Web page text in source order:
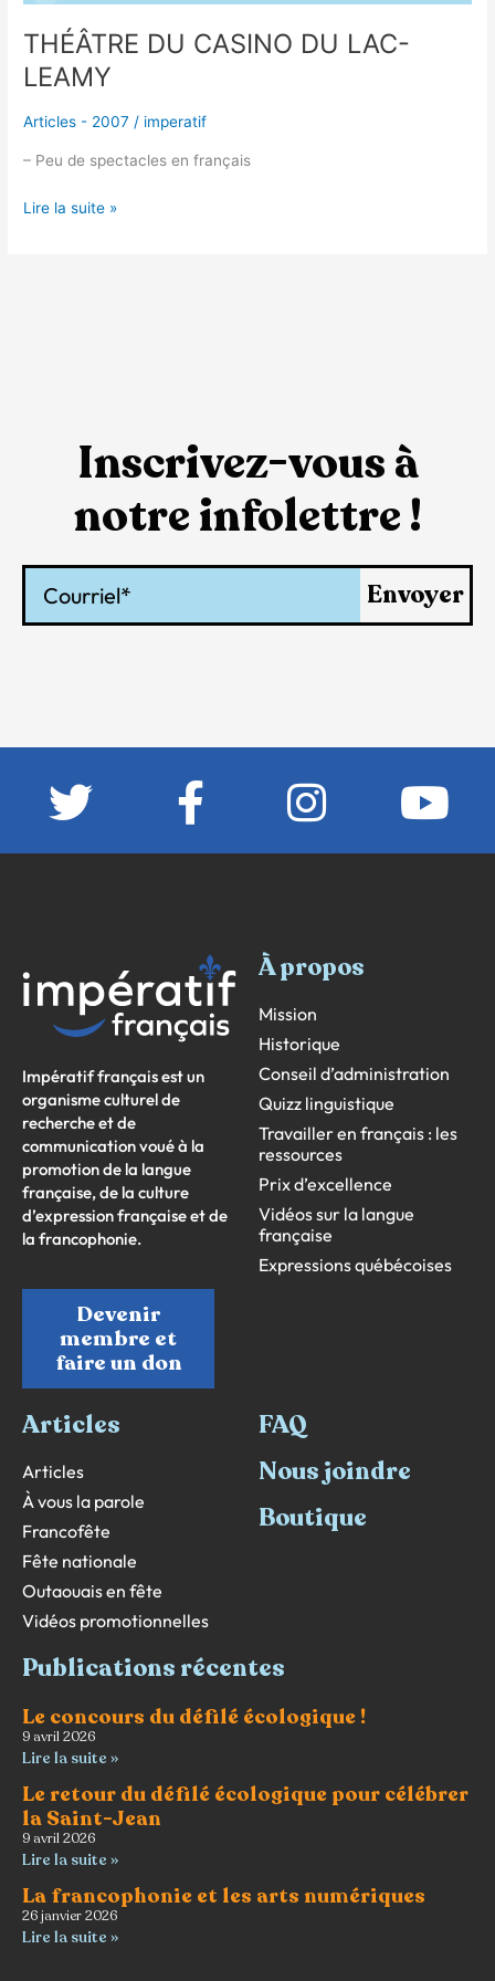
THÉÂTRE DU CASINO DU LAC-
LEAMY
Articles - 2007 / imperatif
– Peu de spectacles en français
Lire la suite »
Inscrivez-vous à
notre infolettre !
Envoyer
Impératif français est un
organisme culturel de
recherche et de
communication voué à la
promotion de la langue
française, de la culture
d’expression française et de
la francophonie.
Devenir
membre et
faire un don
À propos
Mission
Historique
Conseil d’administration
Quizz linguistique
Travailler en français : les
ressources
Prix d’excellence
Vidéos sur la langue
française
Expressions québécoises
Articles
Articles
À vous la parole
Francofête
Fête nationale
Outaouais en fête
Vidéos promotionnelles
FAQ
Nous joindre
Boutique
Publications récentes
Le concours du défilé écologique !
9 avril 2026
Lire la suite »
Le retour du défilé écologique pour célébrer
la Saint-Jean
9 avril 2026
Lire la suite »
La francophonie et les arts numériques
26 janvier 2026
Lire la suite »